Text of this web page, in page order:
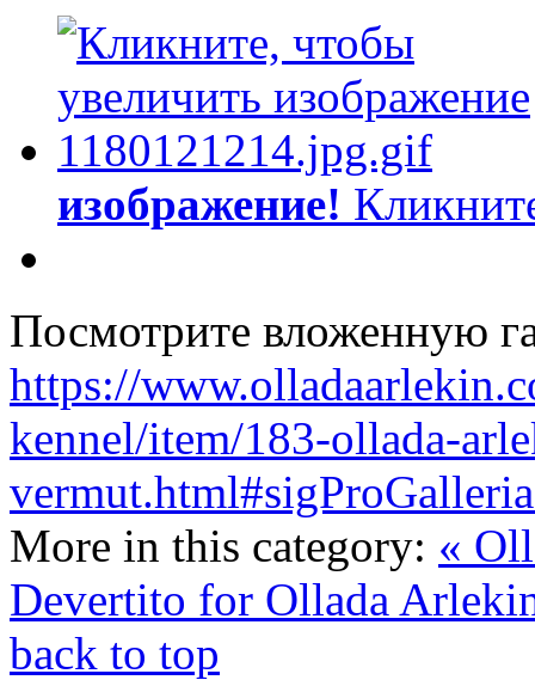
изображение!
Посмотрите вложенную
https://
kennel/item/183-ollada-
More in this category: «
Devertito for Ollada
back to top